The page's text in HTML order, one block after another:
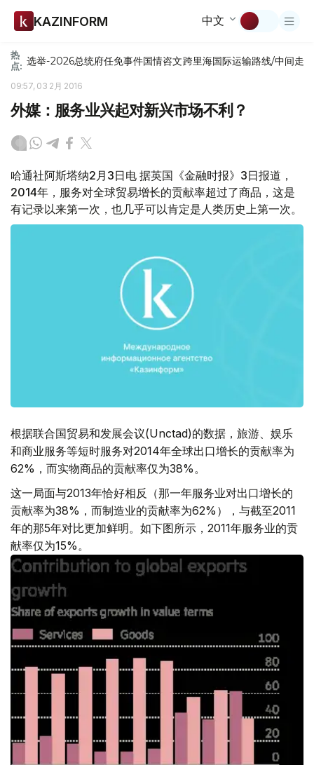
KAZINFORM 中文
热
点: 选举-2026总统府任免事件国情咨文跨里海国际运输路线/中间走廊
09:57, 03 2月 2016
外媒：服务业兴起对新兴市场不利？
哈通社阿斯塔纳2月3日电 据英国《金融时报》3日报道，
2014年，服务对全球贸易增长的贡献率超过了商品，这是
有记录以来第一次，也几乎可以肯定是人类历史上第一次。
根据联合国贸易和发展会议(Unctad)的数据，旅游、娱乐
和商业服务等短时服务对2014年全球出口增长的贡献率为
62%，而实物商品的贡献率仅为38%。
这一局面与2013年恰好相反（那一年服务业对出口增长的
贡献率为38%，而制造业的贡献率为62%），与截至2011
年的那5年对比更加鲜明。如下图所示，2011年服务业的贡
献率仅为15%。